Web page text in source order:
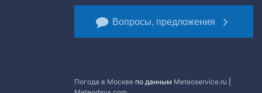
Вопросы, предложения
Погода в Москве по данным Meteoservice.ru